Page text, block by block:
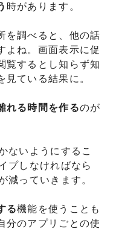
時があります。
を調べると、他の話
よね。画面表示に促
覧するとし知らず知
見ている結果に。
れる時間を作るのが
ないようにするこ
プしなければなら
減っていきます。
る機能を使うことも
分のアプリごとの使